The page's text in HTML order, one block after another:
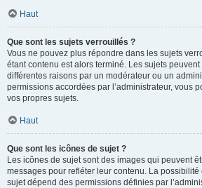
Haut
Que sont les sujets verrouillés ?
Vous ne pouvez plus répondre dans les sujets
étant contenu est alors terminé. Les sujets
différentes raisons par un modérateur ou un
permissions accordées par l’administrateur, vous
vos propres sujets.
Haut
Que sont les icônes de sujet ?
Les icônes de sujet sont des images qui peuvent
messages pour refléter leur contenu. La possibilité
sujet dépend des permissions définies par